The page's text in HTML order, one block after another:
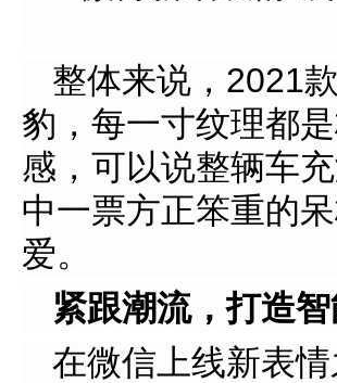
整体来说，2021
豹，每一寸纹理都
感，可以说整辆车
中一票方正笨重的
爱。
紧跟潮流，打造
在微信上线新表